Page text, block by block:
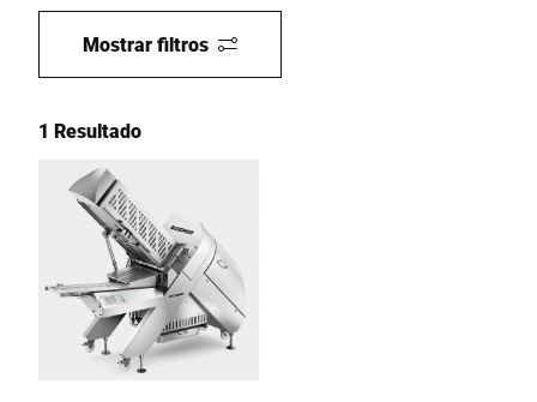
Mostrar filtros
1 Resultado